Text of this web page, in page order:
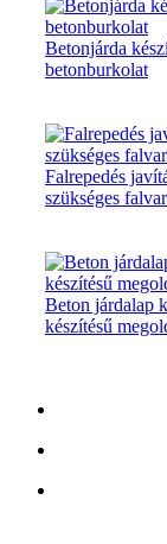
Betonjárda
betonburkolat
Falrepedés
szükséges
Beton járdalap
készítésű